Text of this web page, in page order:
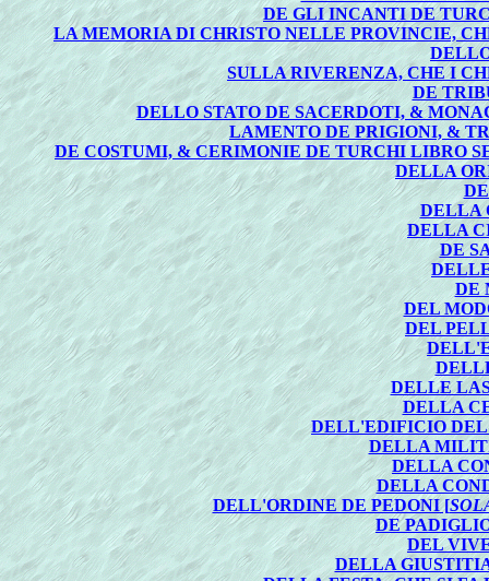
DE GLI INCANTI DE
LA MEMORIA DI CHRISTO NELLE PROVINCIE,
SULLA RIVERENZA, CHE I
DE
DELLO STATO DE SACERDOTI, &
LAMENTO DE PRIGIONI, &
DE COSTUMI, & CERIMONIE DE TURCHI LIBRO
DELLA
DELLA
DELLA
DE
DE
DEL
DEL
DELLE
DELLA
DELL'EDIFICIO
DELLA
DELLA
DELLA
DELL'ORDINE DE PEDONI [
DE
DEL
DELLA